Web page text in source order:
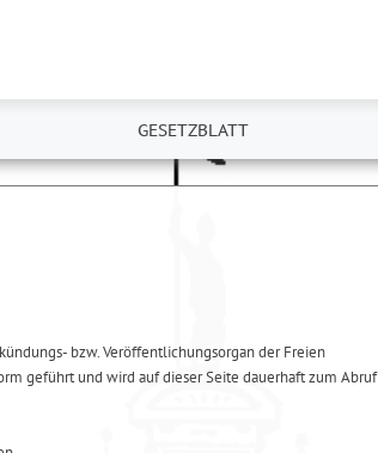
GESETZBLATT
bzw. Veröffentlichungsorgan der Freien
geführt und wird auf dieser Seite dauerhaft zum Abruf